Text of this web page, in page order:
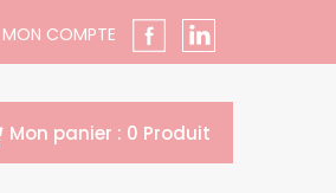
MON COMPTE
Mon panier : 0 Produit